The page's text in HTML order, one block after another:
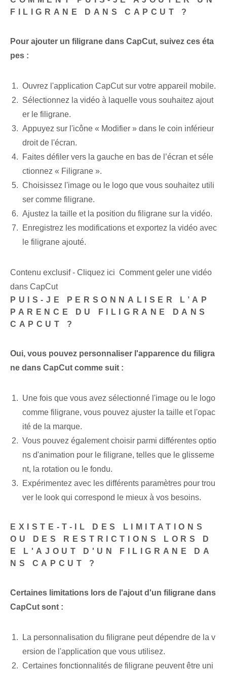
FILIGRANE DANS CAPCUT ?
Pour ajouter un filigrane dans CapCut, suivez ces éta
pes :
Ouvrez l'application CapCut sur votre appareil mobile.
Sélectionnez la vidéo à laquelle vous souhaitez ajout
er le filigrane.
Appuyez sur l'icône « Modifier » dans le coin inférieur
droit de l'écran.
Faites défiler vers la gauche en bas de l’écran et séle
ctionnez « Filigrane ».
Choisissez l'image ou le logo que vous souhaitez utili
ser comme filigrane.
Ajustez la taille et la position du filigrane sur la vidéo.
Enregistrez les modifications et exportez la vidéo avec
le filigrane ajouté.
Contenu exclusif - Cliquez ici Comment geler une vidéo
dans CapCut
PUIS-JE PERSONNALISER L’AP
PARENCE DU FILIGRANE DANS
CAPCUT ?
Oui, vous pouvez personnaliser l'apparence du filigra
ne dans CapCut comme suit :
Une fois que vous avez sélectionné l'image ou le logo
comme filigrane, vous pouvez ajuster la taille et l'opac
ité de la marque.
Vous pouvez également choisir parmi différentes optio
ns d'animation pour le filigrane, telles que le glisseme
nt, la rotation ou le fondu.
Expérimentez avec les différents paramètres pour trou
ver le look qui correspond le mieux à vos besoins.
EXISTE-T-IL DES LIMITATIONS
OU DES RESTRICTIONS LORS D
E L'AJOUT D'UN FILIGRANE DA
NS CAPCUT ?
Certaines limitations lors de l'ajout d'un filigrane dans
CapCut sont :
La personnalisation du filigrane peut dépendre de la v
ersion de l'application que vous utilisez.
Certaines fonctionnalités de filigrane peuvent être uni